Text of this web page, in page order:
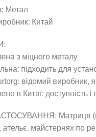
Метал
Китай
з міцного металу
підходить для
відомий виробник,
в Китаї: доступність і
Матриця
ательє, майстернях по